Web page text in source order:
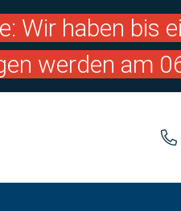
Wir haben bis
werden am